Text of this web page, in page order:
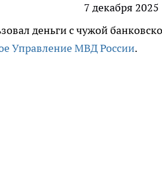
7 декабря 2025
деньги с чужой
Управление МВД России.